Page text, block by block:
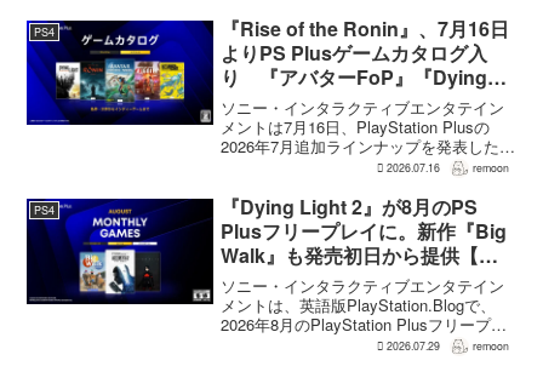
ると、シリーズディレクターの浜口直樹
氏がAU...
PS4
『Rise of the Ronin』、7月16日
よりPS Plusゲームカタログ入
り 『アバターFoP』『Dying
Light』なども順次配信
ソニー・インタラクティブエンタテイン
メントは7月16日、PlayStation Plusの
2026年7月追加ラインナップを発表した。
幕末の日本を舞台とするTeam NINJAのオ
the Ron...
2026.07.16 remoon
PS4
『Dying Light 2』が8月のPS
Plusフリープレイに。新作『Big
Walk』も発売初日から提供【海
外発表】
ソニー・インタラクティブエンタテイン
メントは、英語版PlayStation.Blogで、
2026年8月のPlayStation Plusフリープレ
イとして『Dying Light 2 Stay Human:
2026.07.29 remoon